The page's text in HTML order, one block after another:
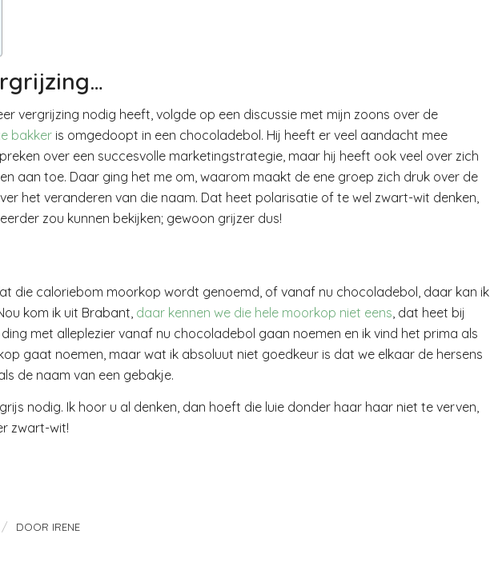
vergrijzing nodig heeft, volgde op een discussie met mijn zoons over de
bakker is omgedoopt in een chocoladebol. Hij heeft er veel aandacht mee
over een succesvolle marketingstrategie, maar hij heeft ook veel over zich
aan toe. Daar ging het me om, waarom maakt de ene groep zich druk over de
het veranderen van die naam. Dat heet polarisatie of te wel zwart-wit denken,
zou kunnen bekijken; gewoon grijzer dus!
die caloriebom moorkop wordt genoemd, of vanaf nu chocoladebol, daar kan ik
kom ik uit Brabant, daar kennen we die hele moorkop niet eens , dat heet bij
ding met alleplezier vanaf nu chocoladebol gaan noemen en ik vind het prima als
gaat noemen, maar wat ik absoluut niet goedkeur is dat we elkaar de hersens
de naam van een gebakje.
nodig. Ik hoor u al denken, dan hoeft die luie donder haar haar niet te verven,
zwart-wit!
/ DOOR IRENE